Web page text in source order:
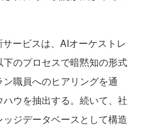
ービスは、AIオーケストレ
のプロセスで暗黙知の形式
職員へのヒアリングを通
ウを抽出する。続いて、社
ジデータベースとして構造